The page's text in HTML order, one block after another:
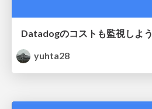
Datadogのコストも監視しよう
yuhta28